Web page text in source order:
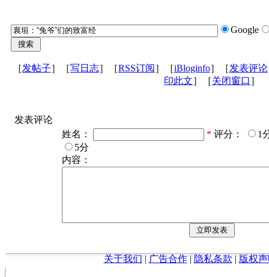
Google
［发帖子］［写日志］［RSS订阅 ］［iBloginfo］［发表评论
印此文］［关闭窗口 ］
发表评论
姓名：
* 评分：
1
5分
内容：
关于我们 | 广告合作| 隐私条款 | 版权